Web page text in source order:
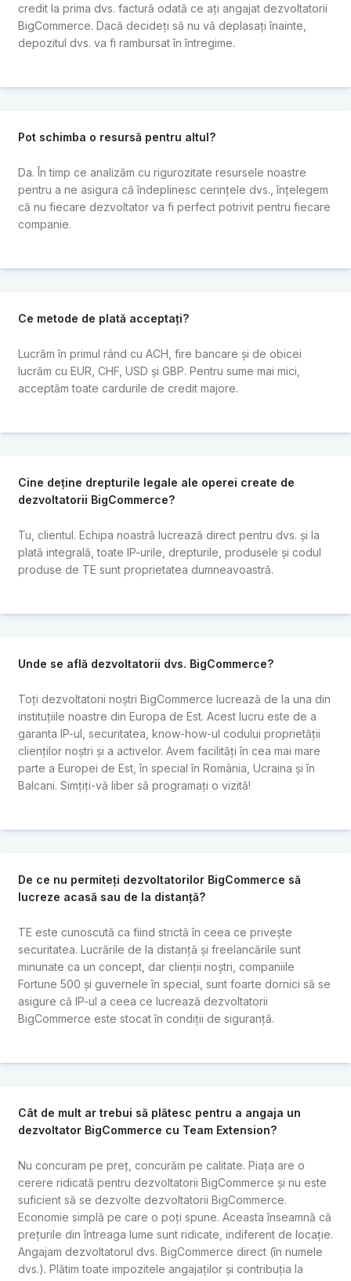
credit la prima dvs. factură odată ce ați angajat dezvoltatorii
BigCommerce. Dacă decideți să nu vă deplasați înainte,
depozitul dvs. va fi rambursat în întregime.
Pot schimba o resursă pentru altul?
Da. În timp ce analizăm cu rigurozitate resursele noastre
pentru a ne asigura că îndeplinesc cerințele dvs., înțelegem
că nu fiecare dezvoltator va fi perfect potrivit pentru fiecare
companie.
Ce metode de plată acceptați?
Lucrăm în primul rând cu ACH, fire bancare și de obicei
lucrăm cu EUR, CHF, USD și GBP. Pentru sume mai mici,
acceptăm toate cardurile de credit majore.
Cine deține drepturile legale ale operei create de
dezvoltatorii BigCommerce?
Tu, clientul. Echipa noastră lucrează direct pentru dvs. și la
plată integrală, toate IP-urile, drepturile, produsele și codul
produse de TE sunt proprietatea dumneavoastră.
Unde se află dezvoltatorii dvs. BigCommerce?
Toți dezvoltatorii noștri BigCommerce lucrează de la una din
instituțiile noastre din Europa de Est. Acest lucru este de a
garanta IP-ul, securitatea, know-how-ul codului proprietății
clienților noștri și a activelor. Avem facilități în cea mai mare
parte a Europei de Est, în special în România, Ucraina și în
Balcani. Simțiți-vă liber să programați o vizită!
De ce nu permiteți dezvoltatorilor BigCommerce să
lucreze acasă sau de la distanță?
TE este cunoscută ca fiind strictă în ceea ce privește
securitatea. Lucrările de la distanță și freelancările sunt
minunate ca un concept, dar clienții noștri, companiile
Fortune 500 și guvernele în special, sunt foarte dornici să se
asigure că IP-ul a ceea ce lucrează dezvoltatorii
BigCommerce este stocat în condiții de siguranță.
Cât de mult ar trebui să plătesc pentru a angaja un
dezvoltator BigCommerce cu Team Extension?
Nu concuram pe preț, concurăm pe calitate. Piața are o
cerere ridicată pentru dezvoltatorii BigCommerce și nu este
suficient să se dezvolte dezvoltatorii BigCommerce.
Economie simplă pe care o poți spune. Aceasta înseamnă că
prețurile din întreaga lume sunt ridicate, indiferent de locație.
Angajam dezvoltatorul dvs. BigCommerce direct (în numele
dvs.). Plătim toate impozitele angajaților și contribuția la